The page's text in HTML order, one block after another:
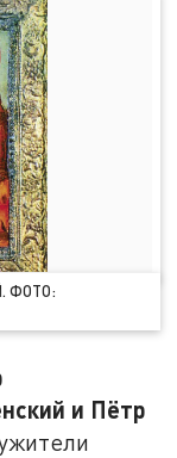
ФОТО:
и Пётр